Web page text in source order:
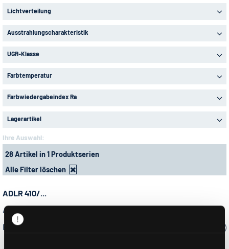
Lichtverteilung
Ausstrahlungscharakteristik
UGR-Klasse
Farbtemperatur
Farbwiedergabeindex Ra
Lagerartikel
Ihre Auswahl:
28 Artikel in 1 Produktserien
Alle Filter löschen
ADLR 410/...
Anbaudownlight rund, flach, Durchmesser 410 mm
Bitte wählen Sie ein Modell: